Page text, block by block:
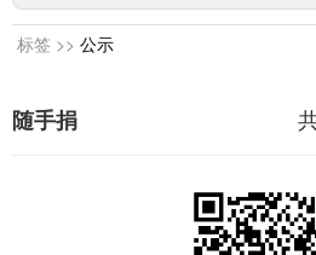
标签 >> 公示
随手捐